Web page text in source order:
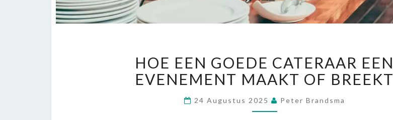
O
E
E
E
N
HOE EEN GOEDE CATERAAR EEN
EVENEMENT MAAKT OF BREEKT
24 Augustus 2025 Peter Brandsma